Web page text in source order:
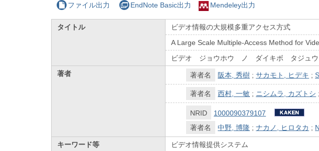
ファイル出力 EndNote Basic出力 Mendeley出力
タイトル
ビデオ情報の大規模多重アクセス方式
A Large Scale Multiple-Access Method for
ビデオ ジョウホウ ノ ダイキボ タジュ
著者
著者名 阪本, 秀樹 ;サカモト, ヒデキ ;
著者名 西村, 一敏 ; ニシムラ, カズトシ ;
NRID
1000090379107
著者名
中野, 博隆 ;ナカノ, ヒロタカ ;
キーワード等
ビデオ情報提供システム